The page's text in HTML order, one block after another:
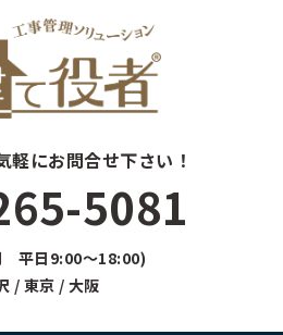
軽にお問合せ下さい！
5081
平日9:00～18:00)
/ 東京 / 大阪